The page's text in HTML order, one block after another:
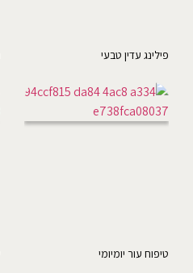
פילינג עדין טבעי
טיפוח עור יומיומי